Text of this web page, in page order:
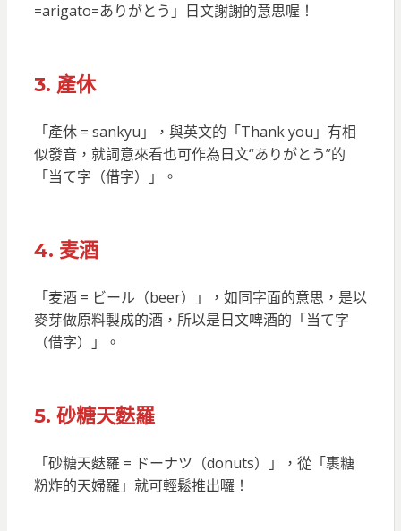
=arigato=ありがとう」日文謝謝的意思喔！
3. 產休
「產休 = sankyu」，與英文的「Thank you」有相
似發音，就詞意來看也可作為日文“ありがとう”的
「当て字（借字）」。
4. 麦酒
「麦酒 = ビール（beer）」，如同字面的意思，是以
麥芽做原料製成的酒，所以是日文啤酒的「当て字
（借字）」。
5. 砂糖天麩羅
「砂糖天麩羅 = ドーナツ（donuts）」，從「裹糖
粉炸的天婦羅」就可輕鬆推出囉！